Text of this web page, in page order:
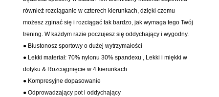
również rozciąganie w czterech kierunkach, dzięki czemu
możesz zginać się i rozciągać tak bardzo, jak wymaga tego Twój
trening. W każdym razie poczujesz się oddychający i wygodny.
● Biustonosz sportowy o dużej wytrzymałości
● Lekki materiał:70% nylonu 30% spandexu , Lekki i miękki w
dotyku & Rozciągnięcie w 4 kierunkach
● Kompresyjne dopasowanie
●Odprowadzający pot i oddychający